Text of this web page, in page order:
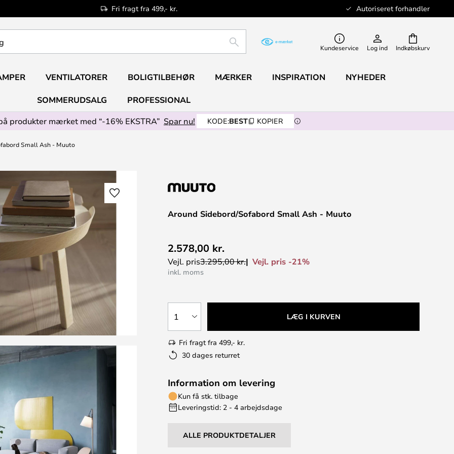
Fri fragt fra 499,- kr. Autoriseret forhandler
Indkøbskurv
SØG Kundeservice Log ind
VENTILATORER BOLIGTILBEHØR MÆRKER INSPIRATION NYHEDER
SOMMERUDSALG
PROFESSIONAL
produkter mærket med “-16% EKSTRA” Spar nu! KODE:BEST KOPIER
Small Ash - Muuto
Around Sidebord/Sofabord Small Ash - Muuto
2.578,00 kr.
Vejl. pris3.295,00 kr. Vejl. pris -21%
inkl. moms
1 LÆG I KURVEN
Fri fragt fra 499,- kr.
30 dages returret
Information om levering
Kun få stk. tilbage
Leveringstid: 2 - 4 arbejdsdage
ALLE PRODUKTDETALJER